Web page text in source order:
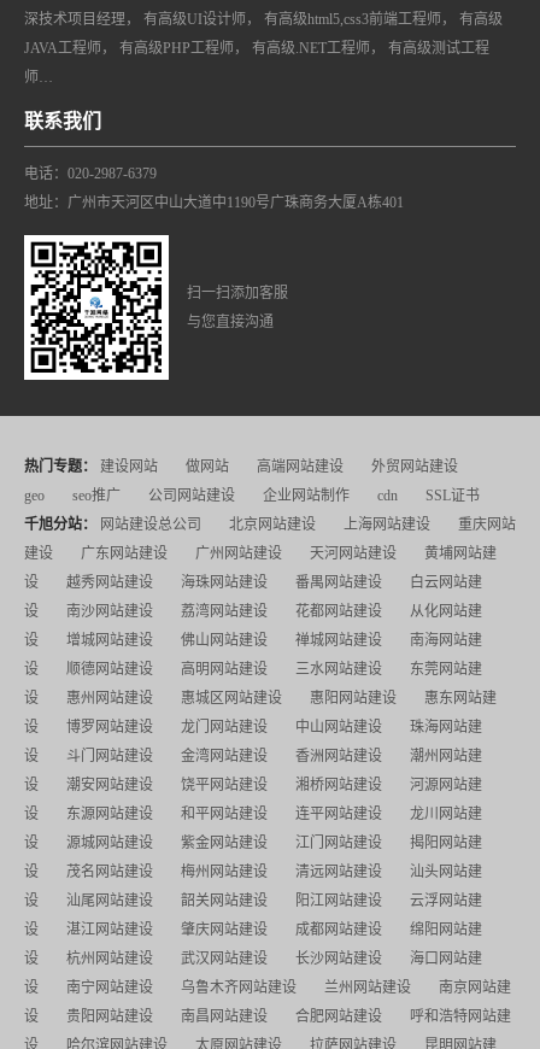
深技术项目经理， 有高级UI设计师， 有高级html5,css3前端工程师， 有高级
JAVA工程师， 有高级PHP工程师， 有高级.NET工程师， 有高级测试工程
师…
联系我们
电话：020-2987-6379
地址：广州市天河区中山大道中1190号广珠商务大厦A栋401
扫一扫添加客服
与您直接沟通
热门专题： 建设网站 做网站 高端网站建设
外贸网站建设
geo
seo推广 公司网站建设 企业网站制作 cdn
SSL证书
千旭分站：
网站建设总公司 北京网站建设 上海网站建设
重庆网站
建设
广东网站建设 广州网站建设 天河网站建设
黄埔网站建
设
越秀网站建设 海珠网站建设 番禺网站建设
白云网站建
设
南沙网站建设 荔湾网站建设 花都网站建设
从化网站建
设
增城网站建设 佛山网站建设 禅城网站建设
南海网站建
设
顺德网站建设 高明网站建设 三水网站建设
东莞网站建
设
惠州网站建设 惠城区网站建设 惠阳网站建设
惠东网站建
设
博罗网站建设 龙门网站建设 中山网站建设
珠海网站建
设
斗门网站建设 金湾网站建设 香洲网站建设
潮州网站建
设
潮安网站建设 饶平网站建设 湘桥网站建设
河源网站建
设
东源网站建设 和平网站建设 连平网站建设
龙川网站建
设
源城网站建设 紫金网站建设 江门网站建设
揭阳网站建
设
茂名网站建设 梅州网站建设 清远网站建设
汕头网站建
设
汕尾网站建设 韶关网站建设 阳江网站建设
云浮网站建
设
湛江网站建设 肇庆网站建设 成都网站建设
绵阳网站建
设
杭州网站建设 武汉网站建设 长沙网站建设
海口网站建
设
南宁网站建设 乌鲁木齐网站建设 兰州网站建设
南京网站建
设
贵阳网站建设 南昌网站建设 合肥网站建设
呼和浩特网站建
设
哈尔滨网站建设 太原网站建设 拉萨网站建设 昆明网站建